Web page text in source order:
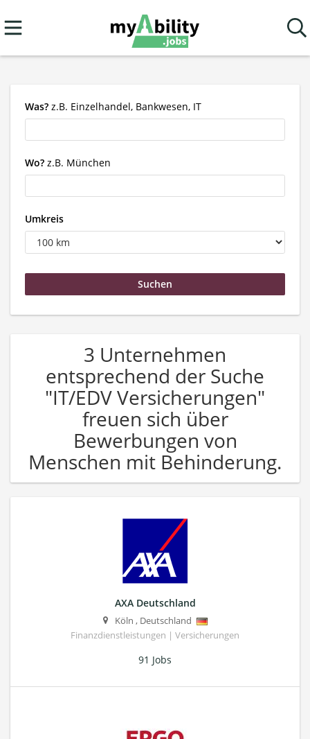
Was? z.B. Einzelhandel, Bankwesen, IT
Wo? z.B. München
Umkreis
3 Unternehmen
entsprechend der Suche
"IT/EDV Versicherungen"
freuen sich über
Bewerbungen von
Menschen mit Behinderung.
AXA Deutschland
Köln , Deutschland
Finanzdienstleistungen | Versicherungen
91 Jobs